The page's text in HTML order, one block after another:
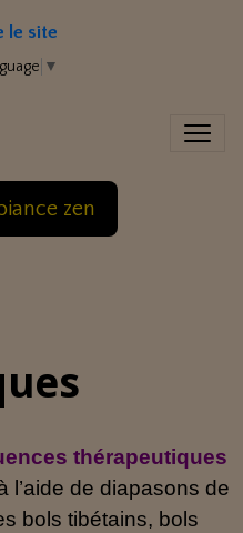
le site
▼
zen
thérapeutiques
l’aide de diapasons de
bols tibétains, bols